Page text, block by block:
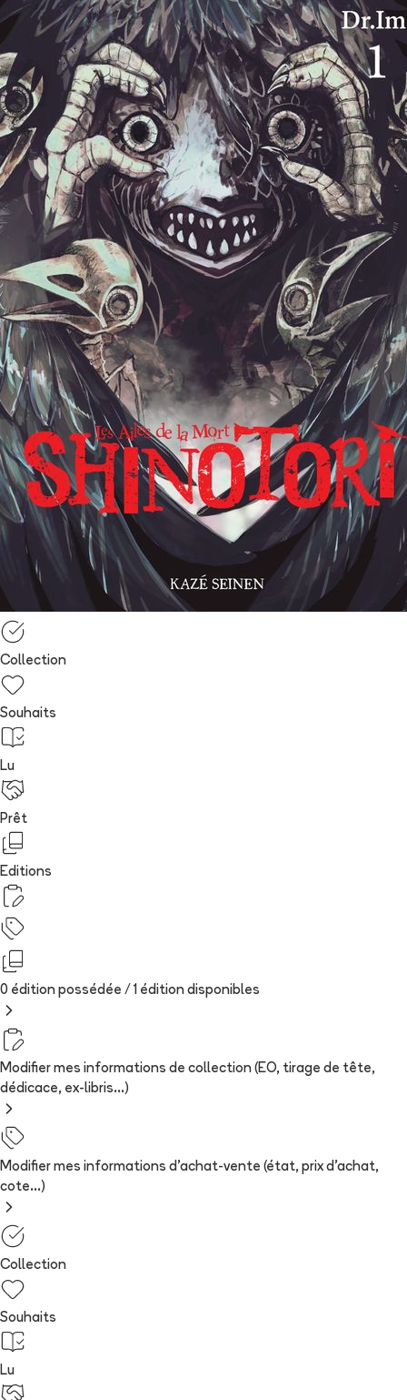
Collection
Souhaits
Lu
Prêt
Editions
0 édition possédée / 1 édition disponibles
Modifier mes informations de collection (EO, tirage de tête,
dédicace, ex-libris...)
Modifier mes informations d'achat-vente (état, prix d'achat,
cote...)
Collection
Souhaits
Lu